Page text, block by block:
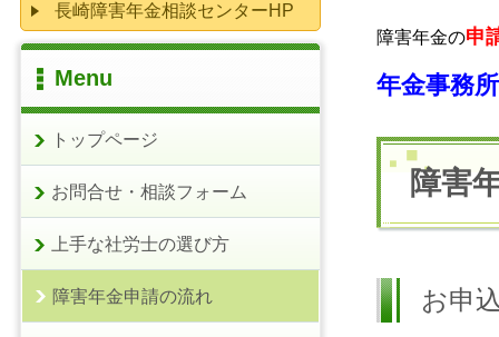
障害年金の申
年金事務
障害
お申
長崎障害年金相談センターHP
Menu
トップページ
お問合せ・相談フォーム
上手な社労士の選び方
障害年金申請の流れ